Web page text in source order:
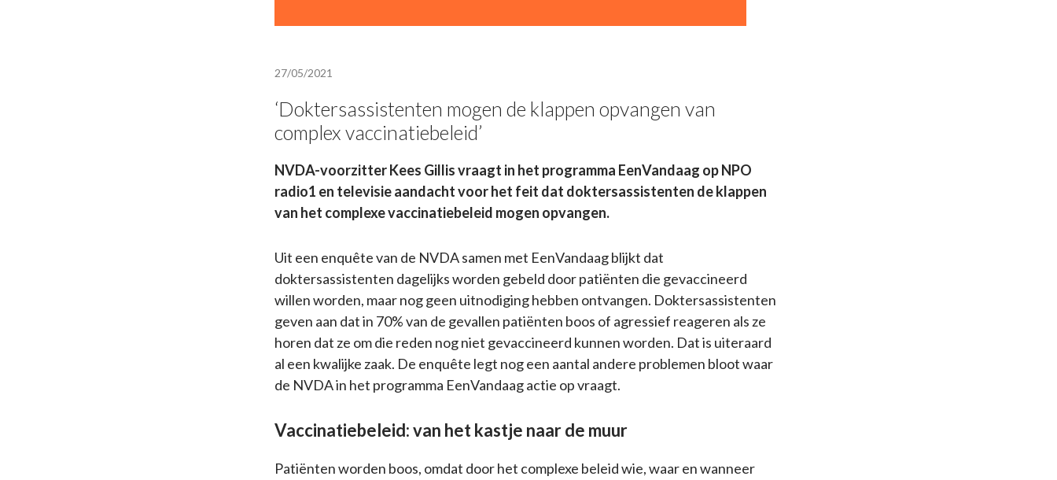
27/05/2021
‘Doktersassistenten mogen de klappen opvangen van
complex vaccinatiebeleid’
NVDA-voorzitter Kees Gillis vraagt in het programma EenVandaag op NPO
radio1 en televisie aandacht voor het feit dat doktersassistenten de klappen
van het complexe vaccinatiebeleid mogen opvangen.
Uit een enquête van de NVDA samen met EenVandaag blijkt dat
doktersassistenten dagelijks worden gebeld door patiënten die gevaccineerd
willen worden, maar nog geen uitnodiging hebben ontvangen. Doktersassistenten
geven aan dat in 70% van de gevallen patiënten boos of agressief reageren als ze
horen dat ze om die reden nog niet gevaccineerd kunnen worden. Dat is uiteraard
al een kwalijke zaak. De enquête legt nog een aantal andere problemen bloot waar
de NVDA in het programma EenVandaag actie op vraagt.
Vaccinatiebeleid: van het kastje naar de muur
Patiënten worden boos, omdat door het complexe beleid wie, waar en wanneer